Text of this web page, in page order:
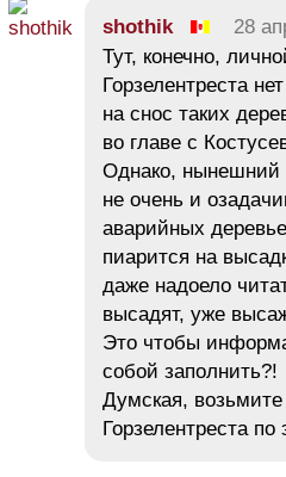
shothik 28
Тут, конечно,
Горзелентреста
на снос таких
во главе с
Однако, нынешний
не очень и
аварийных
пиарится на
даже надоело
высадят, уже
Это чтобы
собой заполнить?!
Думская,
Горзелентреста